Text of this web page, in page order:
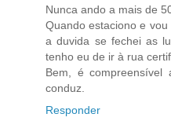
Nunca ando a mais de
Quando estaciono e
a duvida se fechei as
tenho eu de ir à rua
Bem, é
conduz.
Responder